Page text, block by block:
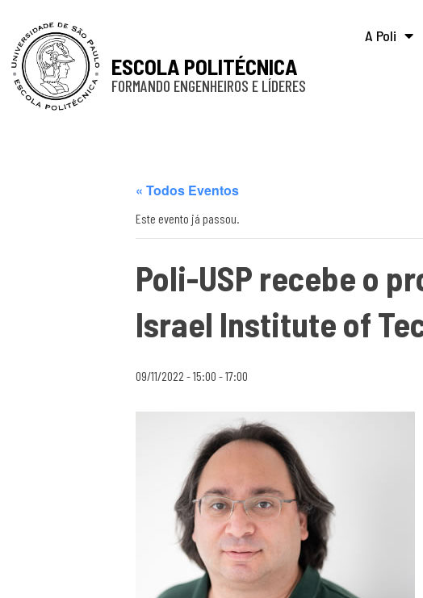
ESCOLA POLITÉCNICA
FORMANDO ENGENHEIROS E LÍDERES
A Poli
« Todos Eventos
Este evento já passou.
Poli-USP recebe o
Israel Institute of
09/11/2022 - 15:00 -17:00